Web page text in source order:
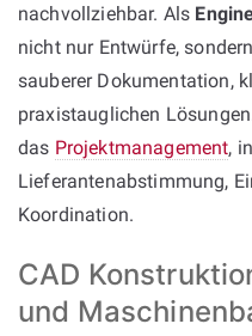
nachvollziehbar. Als
nicht nur Entwürfe,
sauberer Dokumentation,
praxistauglichen
das Projektmanagement,
Lieferantenabstimmung,
Koordination.
CAD
und